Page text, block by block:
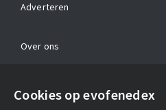
Cookies op evofenedex
Adverteren
Over ons
Algemene voorwaarden